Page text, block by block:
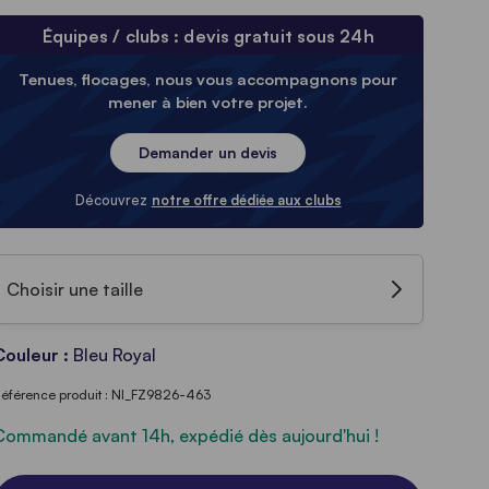
Équipes / clubs : devis gratuit sous 24h
Tenues, flocages, nous vous accompagnons pour
mener à bien votre projet.
Demander un devis
Découvrez notre offre dédiée aux clubs
Choisir une taille
: Bleu Royal
produit : NI_FZ9826-463
avant 14h, expédié dès aujourd'hui !